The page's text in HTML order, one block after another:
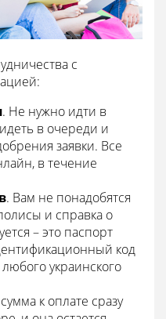
с
. Не нужно идти в
в очереди и
заявки. Все
в течение
. Вам не понадобятся
и справка о
– это паспорт
код
украинского
к оплате сразу